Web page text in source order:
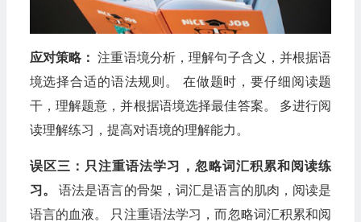
应对策略： 注重语境分析，理解句子含义，并根据语
境选择合适的语法规则。 在做题时，要仔细阅读题
干，理解题意，并根据语境选择最佳答案。 多进行阅
读理解练习，提高对语境的理解能力。
误区三：只注重语法学习，忽略词汇积累和阅读练
习。
语法是语言的骨架，词汇是语言的肌肉，阅读是
语言的血液。 只注重语法学习，而忽略词汇积累和阅